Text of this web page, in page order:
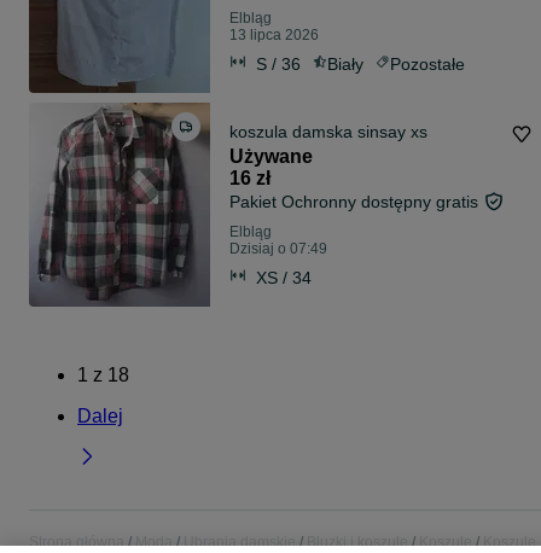
Elbląg
13 lipca 2026
S / 36 Biały Pozostałe
koszula damska sinsay xs
Używane
16 zł
Pakiet Ochronny dostępny gratis
Elbląg
Dzisiaj o 07:49
XS / 34
1 z 18
Dalej
Strona główna Moda Ubrania damskie Bluzki i koszule Koszule
Koszule